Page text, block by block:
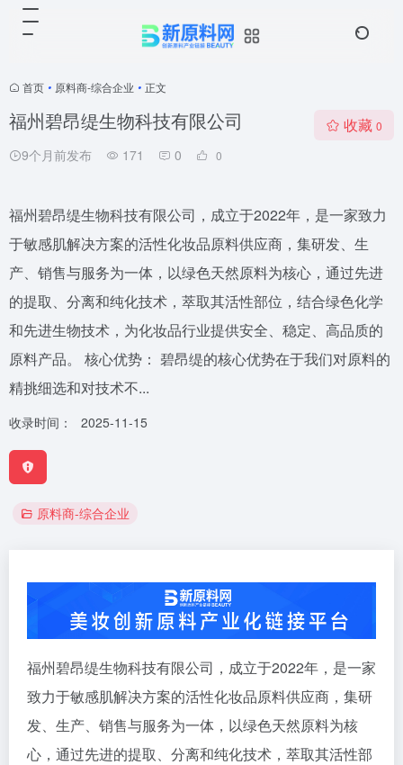
首页 • 原料商-综合企业 • 正文
福州碧昂缇生物科技有限公司
9个月前发布 171 0 0
收藏 0
福州碧昂缇生物科技有限公司，成立于2022年，是一家致力
于敏感肌解决方案的活性化妆品原料供应商，集研发、生
产、销售与服务为一体，以绿色天然原料为核心，通过先进
的提取、分离和纯化技术，萃取其活性部位，结合绿色化学
和先进生物技术，为化妆品行业提供安全、稳定、高品质的
原料产品。 核心优势： 碧昂缇的核心优势在于我们对原料的
精挑细选和对技术不...
收录时间： 2025-11-15
原料商-综合企业
福州碧昂缇生物科技有限公司，成立于2022年，是一家
致力于敏感肌解决方案的活性化妆品原料供应商，集研
发、生产、销售与服务为一体，以绿色天然原料为核
心，通过先进的提取、分离和纯化技术，萃取其活性部